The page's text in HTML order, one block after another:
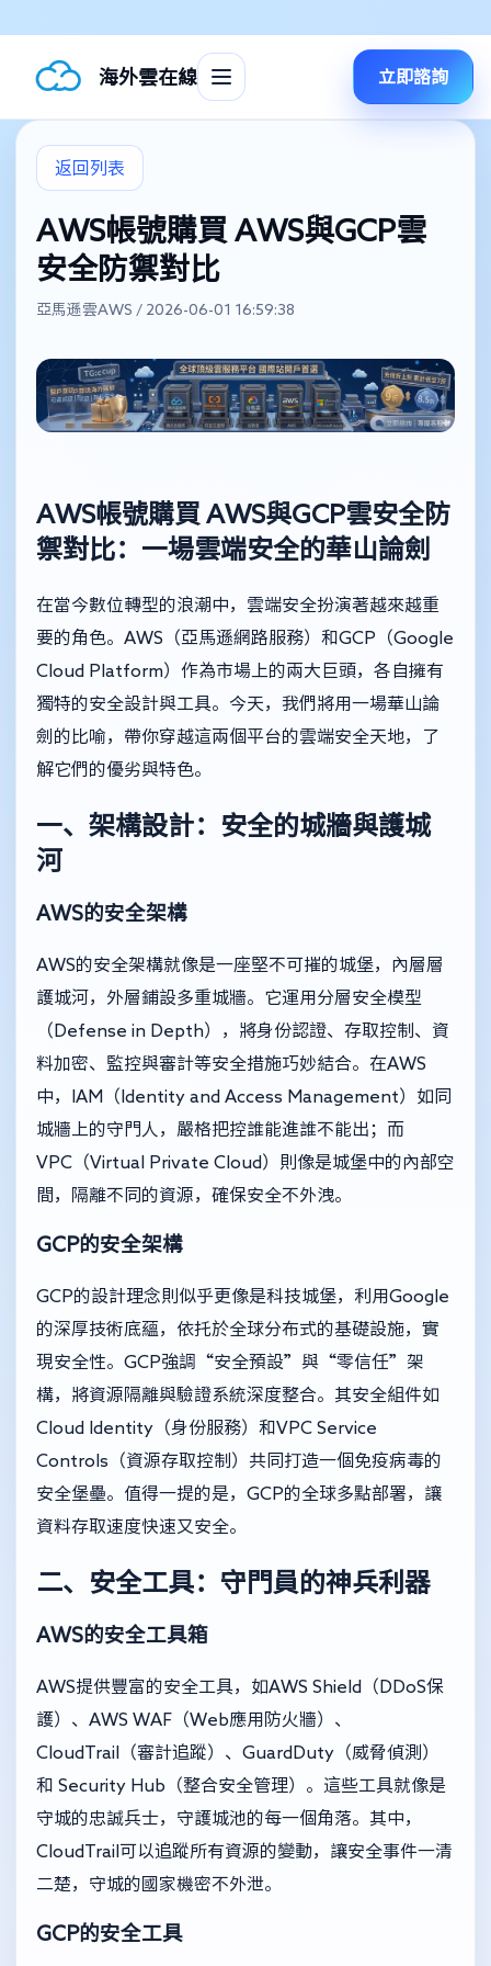
海外雲在線 立即諮詢
返回列表
AWS帳號購買 AWS與GCP雲
安全防禦對比
亞馬遜雲AWS / 2026-06-01 16:59:38
AWS帳號購買 AWS與GCP雲安全防
禦對比：一場雲端安全的華山論劍
在當今數位轉型的浪潮中，雲端安全扮演著越來越重
要的角色。AWS（亞馬遜網路服務）和GCP（Google
Cloud Platform）作為市場上的兩大巨頭，各自擁有
獨特的安全設計與工具。今天，我們將用一場華山論
劍的比喻，帶你穿越這兩個平台的雲端安全天地，了
解它們的優劣與特色。
一、架構設計：安全的城牆與護城
河
AWS的安全架構
AWS的安全架構就像是一座堅不可摧的城堡，內層層
護城河，外層鋪設多重城牆。它運用分層安全模型
（Defense in Depth），將身份認證、存取控制、資
料加密、監控與審計等安全措施巧妙結合。在AWS
中，IAM（Identity and Access Management）如同
城牆上的守門人，嚴格把控誰能進誰不能出；而
VPC（Virtual Private Cloud）則像是城堡中的內部空
間，隔離不同的資源，確保安全不外洩。
GCP的安全架構
GCP的設計理念則似乎更像是科技城堡，利用Google
的深厚技術底蘊，依托於全球分布式的基礎設施，實
現安全性。GCP強調“安全預設”與“零信任”架
構，將資源隔離與驗證系統深度整合。其安全組件如
Cloud Identity（身份服務）和VPC Service
Controls（資源存取控制）共同打造一個免疫病毒的
安全堡壘。值得一提的是，GCP的全球多點部署，讓
資料存取速度快速又安全。
二、安全工具：守門員的神兵利器
AWS的安全工具箱
AWS提供豐富的安全工具，如AWS Shield（DDoS保
護）、AWS WAF（Web應用防火牆）、
CloudTrail（審計追蹤）、GuardDuty（威脅偵測）
和 Security Hub（整合安全管理）。這些工具就像是
守城的忠誠兵士，守護城池的每一個角落。其中，
CloudTrail可以追蹤所有資源的變動，讓安全事件一清
二楚，守城的國家機密不外泄。
GCP的安全工具